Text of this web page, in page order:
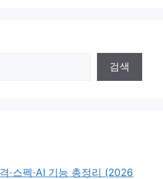
검색
·스펙·AI 기능 총정리 (2026